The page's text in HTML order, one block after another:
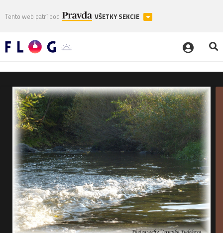
Tento web patrí pod VŠETKY SEKCIE